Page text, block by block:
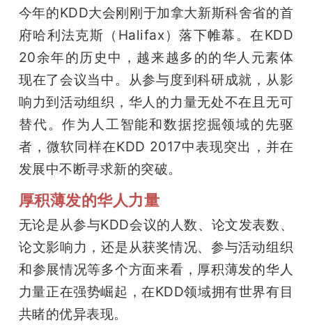
专
题
爱
搞
机
今年的KDD大会刚刚于加拿大新斯科舍省的首
府哈利法克斯（Halifax）落下帷幕。在KDD
20余年的历史中，越来越多的的华人元素体
现在了会议当中。从参与度到科研成就，从影
响力到活动组织，华人的力量无处不在且无可
替代。作为人工智能和数据挖掘领域的先驱
者，微软同样在KDD 2017中表现突出，并在
发展中不断寻求新的突破。
厚积薄发的华人力量
无论是从参与KDD会议的人数、论文发表数、
论文影响力，还是从获奖情况、参与活动组织
和参展情况等多个方面来看，厚积薄发的华人
力量正在强势崛起，在KDD领域拥有世界有目
共睹的优异表现。